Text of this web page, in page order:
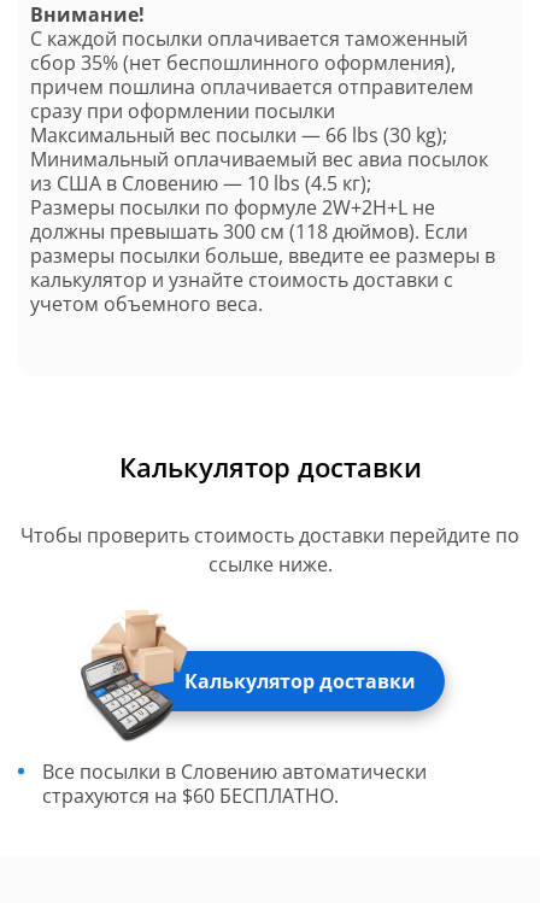
Внимание!
С каждой посылки оплачивается таможенный
сбор 35% (нет беспошлинного оформления),
причем пошлина оплачивается отправителем
сразу при оформлении посылки
Максимальный вес посылки — 66 lbs (30 kg);
Минимальный оплачиваемый вес авиа посылок
из США в Словению — 10 lbs (4.5 кг);
Размеры посылки по формуле 2W+2H+L не
должны превышать 300 см (118 дюймов). Если
размеры посылки больше, введите ее размеры в
калькулятор и узнайте стоимость доставки с
учетом объемного веса.
Калькулятор доставки
Чтобы проверить стоимость доставки перейдите по
ссылке ниже.
Калькулятор доставки
Все посылки в Словению автоматически
страхуются на $60 БЕСПЛАТНО.